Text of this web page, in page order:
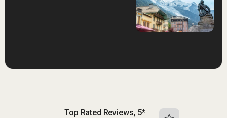
Top Rated Reviews, 5*